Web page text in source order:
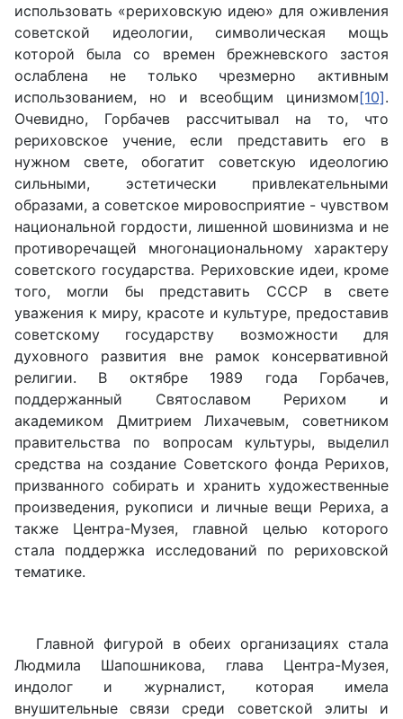
использовать «рериховскую идею» для оживления
советской идеологии, символическая мощь
которой была со времен брежневского застоя
ослаблена не только чрезмерно активным
использованием, но и всеобщим цинизмом[10].
Очевидно, Горбачев рассчитывал на то, что
рериховское учение, если представить его в
нужном свете, обогатит советскую идеологию
сильными, эстетически привлекательными
образами, а советское мировосприятие - чувством
национальной гордости, лишенной шовинизма и не
противоречащей многонациональному характеру
советского государства. Рериховские идеи, кроме
того, могли бы представить СССР в свете
уважения к миру, красоте и культуре, предоставив
советскому государству возможности для
духовного развития вне рамок консервативной
религии. В октябре 1989 года Горбачев,
поддержанный Святославом Рерихом и
академиком Дмитрием Лихачевым, советником
правительства по вопросам культуры, выделил
средства на создание Советского фонда Рерихов,
призванного собирать и хранить художественные
произведения, рукописи и личные вещи Рериха, а
также Центра-Музея, главной целью которого
стала поддержка исследований по рериховской
тематике.
Главной фигурой в обеих организациях стала
Людмила Шапошникова, глава Центра-Музея,
индолог и журналист, которая имела
внушительные связи среди советской элиты и